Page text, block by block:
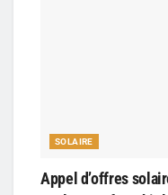
SOLAIRE
Appel d’offres